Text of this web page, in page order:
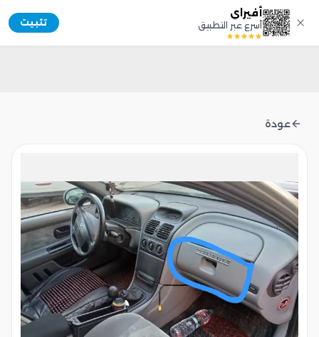
أفيراي
أسرع عبر التطبيق تثبيت Afiray
عودة